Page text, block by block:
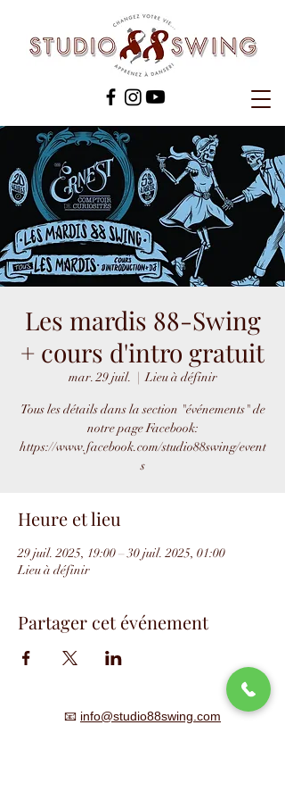
Les mardis 88-Swing
+ cours d'intro gratuit
mar. 29 juil.
  |
Lieu à définir
Tous les détails dans la section "événements" de
notre page Facebook:
https://www.facebook.com/studio88swing/event
s
Heure et lieu
29 juil. 2025, 19:00 – 30 juil. 2025, 01:00
Lieu à définir
Partager cet événement
📧 info@studio88swing.com